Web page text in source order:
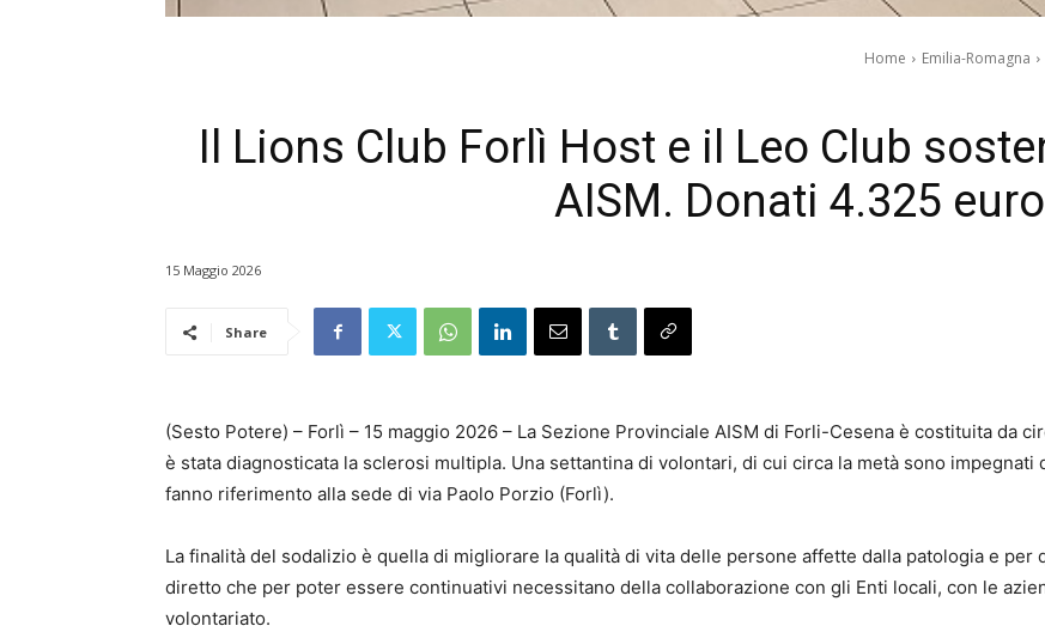
Home Emilia-Romagna
Il Lions Club Forlì Host e il Leo Club
AISM. Donati 4.325 euro
15 Maggio 2026
Share
(Sesto Potere) – Forlì – 15 maggio 2026 – La Sezione Provinciale AISM di Forli-Cesena è costituita da
è stata diagnosticata la sclerosi multipla. Una settantina di volontari, di cui circa la metà sono
fanno riferimento alla sede di via Paolo Porzio (Forlì).
La finalità del sodalizio è quella di migliorare la qualità di vita delle persone affette dalla patologia e
diretto che per poter essere continuativi necessitano della collaborazione con gli Enti locali, con le
volontariato.